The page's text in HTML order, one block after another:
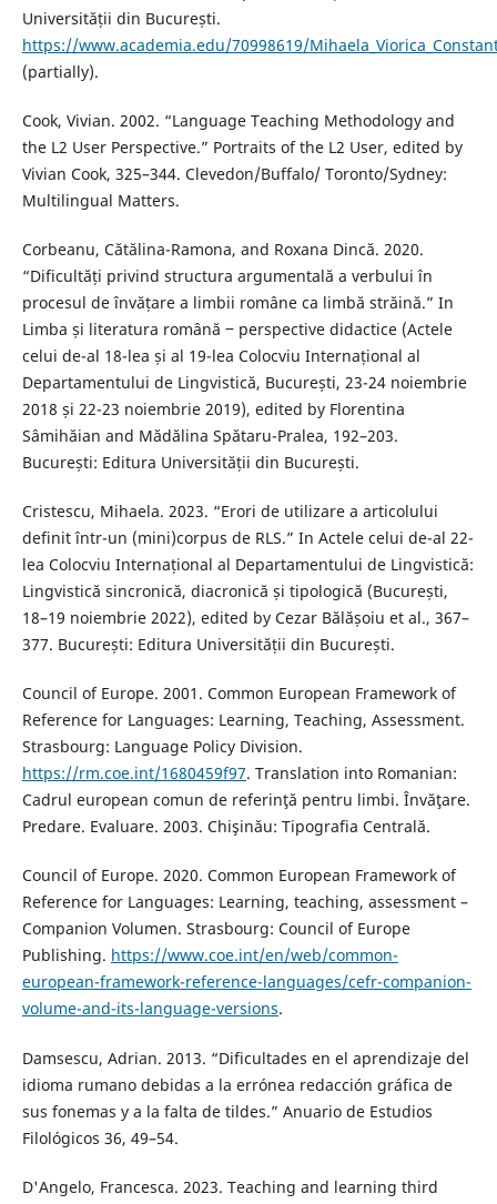
Universității din București.
https://www.academia.edu/70998619/
(partially).
Cook, Vivian. 2002. “Language Teaching Methodology and
the L2 User Perspective.” Portraits of the L2 User, edited by
Vivian Cook, 325–344. Clevedon/Buffalo/ Toronto/Sydney:
Multilingual Matters.
Corbeanu, Cătălina-Ramona, and Roxana Dincă. 2020.
“Dificultăți privind structura argumentală a verbului în
procesul de învățare a limbii române ca limbă străină.” In
Limba și literatura română ‒ perspective didactice (Actele
celui de-al 18-lea și al 19-lea Colocviu Internațional al
Departamentului de Lingvistică, București, 23-24 noiembrie
2018 și 22-23 noiembrie 2019), edited by Florentina
Sâmihăian and Mădălina Spătaru-Pralea, 192–203.
București: Editura Universității din București.
Cristescu, Mihaela. 2023. “Erori de utilizare a articolului
definit într-un (mini)corpus de RLS.” In Actele celui de-al 22-
lea Colocviu Internațional al Departamentului de Lingvistică:
Lingvistică sincronică, diacronică și tipologică (București,
18–19 noiembrie 2022), edited by Cezar Bălășoiu et al., 367–
377. București: Editura Universității din București.
Council of Europe. 2001. Common European Framework of
Reference for Languages: Learning, Teaching, Assessment.
Strasbourg: Language Policy Division.
https://rm.coe.int/1680459f97. Translation into Romanian:
Cadrul european comun de referinţă pentru limbi. Învăţare.
Predare. Evaluare. 2003. Chişinău: Tipografia Centrală.
Council of Europe. 2020. Common European Framework of
Reference for Languages: Learning, teaching, assessment –
Companion Volumen. Strasbourg: Council of Europe
Publishing. https://www.coe.int/en/web/common-
european-framework-reference-languages/cefr-companion-
volume-and-its-language-versions.
Damsescu, Adrian. 2013. “Dificultades en el aprendizaje del
idioma rumano debidas a la errónea redacción gráfica de
sus fonemas y a la falta de tildes.” Anuario de Estudios
Filológicos 36, 49–54.
D'Angelo, Francesca. 2023. Teaching and learning third